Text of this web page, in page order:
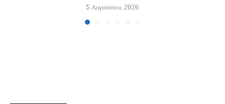
5 Αυγούστου, 2026